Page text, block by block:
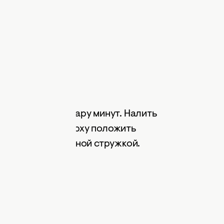
настояться на пару минут. Налить
сливками. Сверху положить
шоколадной стружкой.